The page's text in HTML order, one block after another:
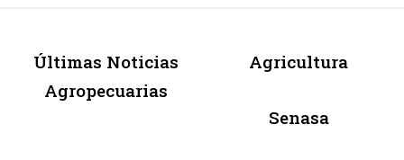
Últimas Noticias
Agropecuarias
Agricultura
Senasa